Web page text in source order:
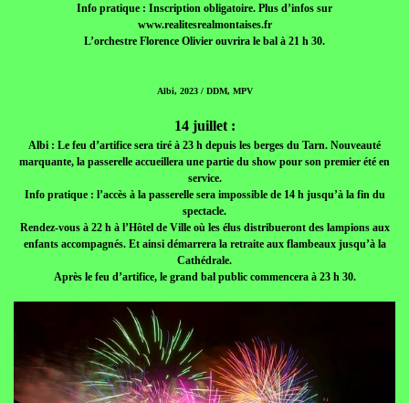
Info pratique : Inscription obligatoire. Plus d’infos sur
www.realitesrealmontaises.fr
L’orchestre Florence Olivier ouvrira le bal à 21 h 30.
Albi, 2023 / DDM, MPV
14 juillet :
Albi : Le feu d’artifice sera tiré à 23 h depuis les berges du Tarn. Nouveauté
marquante, la passerelle accueillera une partie du show pour son premier été en
service.
Info pratique : l’accès à la passerelle sera impossible de 14 h jusqu’à la fin du
spectacle.
Rendez-vous à 22 h à l’Hôtel de Ville où les élus distribueront des lampions aux
enfants accompagnés. Et ainsi démarrera la retraite aux flambeaux jusqu’à la
Cathédrale.
Après le feu d’artifice, le grand bal public commencera à 23 h 30.